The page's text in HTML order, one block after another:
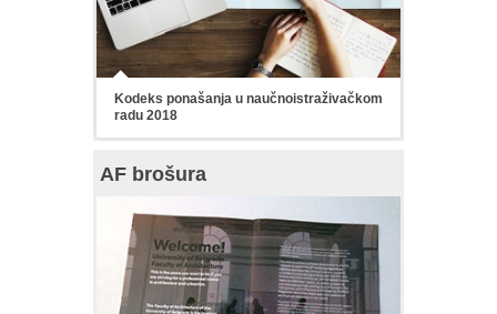
Kodeks ponašanja u naučnoistraživačkom
radu 2018
AF brošura